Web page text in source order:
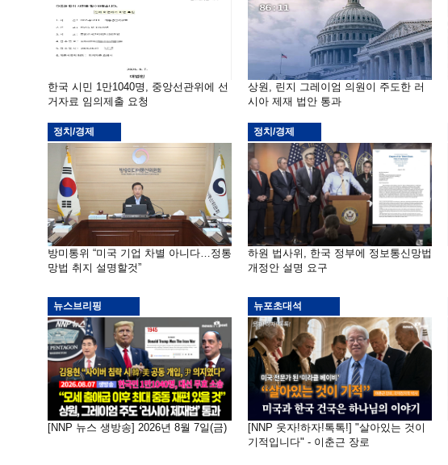
한국 시민 1만1040명, 중앙선관위에 선
거자료 임의제출 요청
상원, 린지 그레이엄 의원이 주도한 러
시아 제재 법안 통과
정치/경제
방미통위 “미국 기업 차별 아니다…정통
망법 취지 설명할것”
정치/경제
하원 법사위, 한국 정부에 정보통신망법
개정안 설명 요구
뉴스브리핑
[NNP 뉴스 생방송] 2026년 8월 7일(금)
뉴포초대석
[NNP 웃자!하자!톡톡!] "살아있는 것이
기적입니다" - 이춘근 장로